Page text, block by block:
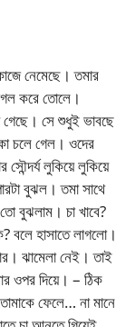
নেমেছে। তমার
করে তোলে।
গেছে। সে শুধুই ভাবছে
চলে গেল। ওদের
সৌন্দর্য লুকিয়ে লুকিয়ে
বুঝল। তমা সাথে
বুঝলাম। চা খাবে?
হাসাতে লাগলো।
ঝামেলা নেই। তাই
ওপর দিয়ে। – ঠিক
ফেলে… না মানে